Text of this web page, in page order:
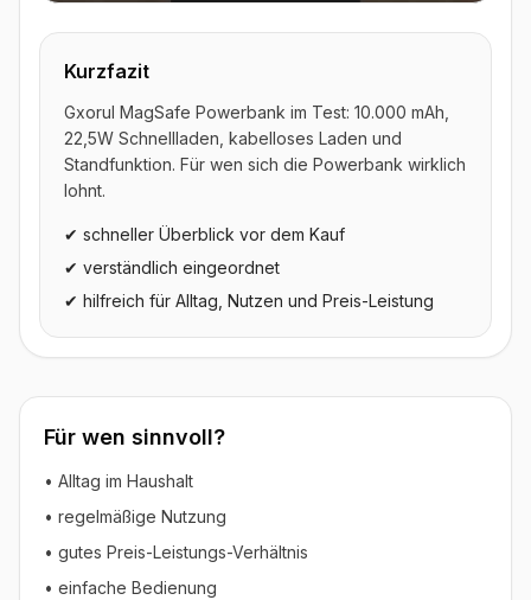
▶ Video ansehen
Kurzfazit
Gxorul MagSafe Powerbank im Test: 10.000 mAh,
22,5W Schnellladen, kabelloses Laden und
Standfunktion. Für wen sich die Powerbank wirklich
lohnt.
✔ schneller Überblick vor dem Kauf
✔ verständlich eingeordnet
✔ hilfreich für Alltag, Nutzen und Preis-Leistung
Für wen sinnvoll?
• Alltag im Haushalt
• regelmäßige Nutzung
• gutes Preis-Leistungs-Verhältnis
• einfache Bedienung